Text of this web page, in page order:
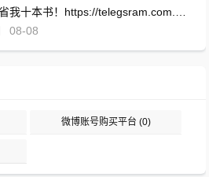
听楼主一席话，省我十本书！https://telegsram.com.cn/download.html
08-08
微博账号购买平台 (0)